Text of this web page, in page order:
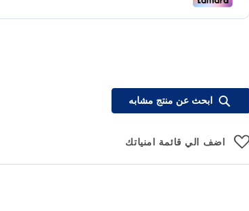
ابحث عن منتج مشابه
اضف الي قائمة امنياتك